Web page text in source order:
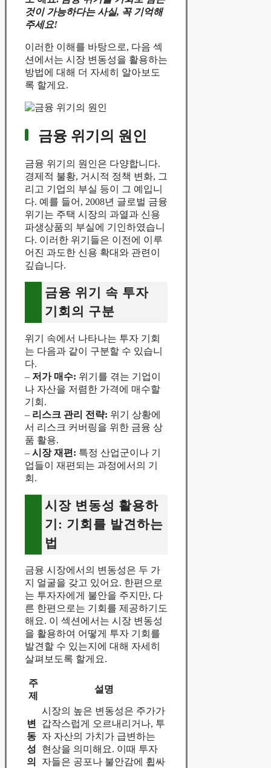
것이 가능하다는 사실, 꼭 기억해
주세요!
이러한 이해를 바탕으로, 다음 섹
션에서는 시장 변동성을 활용하는
방법에 대해 더 자세히 알아보도
록 할게요.
금융 위기의 원인
금융 위기의 원인은 다양합니다.
경제적 불황, 거시적 정책 변화, 그
리고 기업의 부실 등이 그 예입니
다. 예를 들어, 2008년 글로벌 금융
위기는 주택 시장의 과열과 신용
파생상품의 부실에 기인하였습니
다. 이러한 위기들은 이전에 이루
어진 과도한 신용 확대와 관련이
깊습니다.
금융 위기 속 투자
기회의 구분
위기 속에서 나타나는 투자 기회
는 다음과 같이 구분할 수 있습니
다.
– 저가 매수: 위기를 겪는 기업이
나 자산을 저렴한 가격에 매수할
기회.
– 리스크 관리 전략: 위기 상황에
서 리스크 커버링을 위한 금융 상
품 활용.
– 시장 재편: 특정 산업군이나 기
업들이 재편되는 과정에서의 기
회.
시장 변동성 활용하
기: 기회를 발견하는
법
금융 시장에서의 변동성은 두 가
지 얼굴을 갖고 있어요. 한편으로
는 투자자에게 불안을 주지만, 다
른 한편으로는 기회를 제공하기도
해요. 이 섹션에서는 시장 변동성
을 활용하여 어떻게 투자 기회를
발견할 수 있는지에 대해 자세히
살펴보도록 할게요.
주
제
설명
변
동
성
의
시장의 높은 변동성은 주가가
갑작스럽게 오르내리거나, 투
자 자산의 가치가 급변하는
현상을 의미해요. 이때 투자
자들은 공포나 불안감에 휩싸